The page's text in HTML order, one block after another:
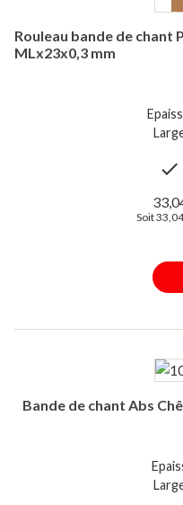
Rouleau bande de chant
MLx23x0,3 mm

Soit
Bande de chant Abs